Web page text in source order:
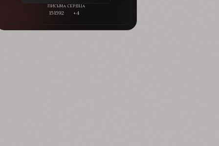
151592 +4